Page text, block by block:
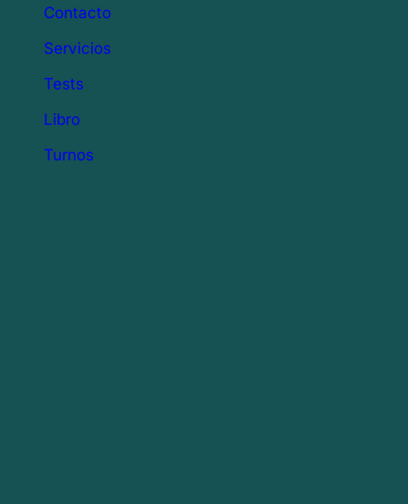
Contacto
Servicios
Tests
Libro
Turnos